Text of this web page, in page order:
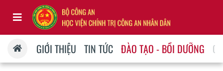
GIỚI THIỆU TIN TỨC ĐÀO TẠO - BỒI DƯỠNG